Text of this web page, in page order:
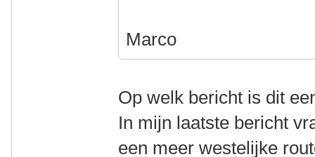
Marco
Op welk bericht is dit
In mijn laatste bericht
een meer westelijke